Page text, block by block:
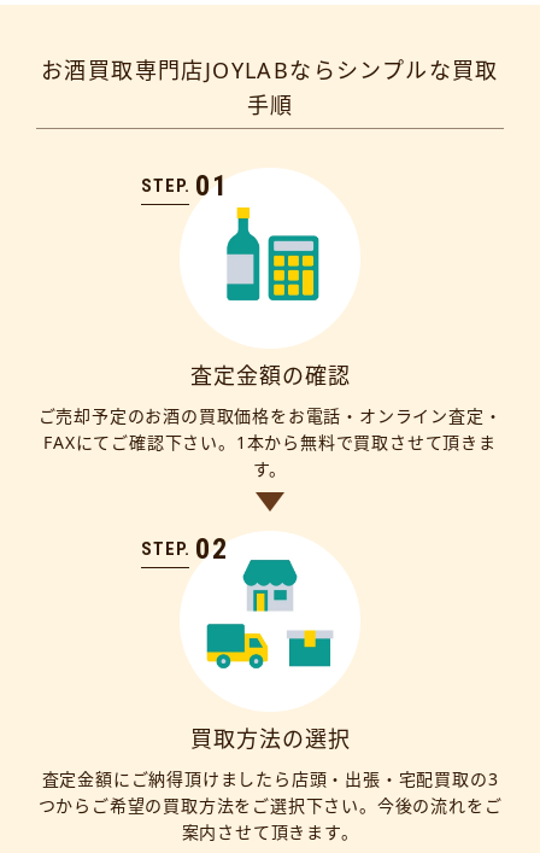
お酒買取専門店JOYLABならシンプルな買取
手順
STEP. 01
査定金額の確認
ご売却予定のお酒の買取価格をお電話・オンライン査定・
FAXにてご確認下さい。1本から無料で買取させて頂きま
す。
STEP. 02
買取方法の選択
査定金額にご納得頂けましたら店頭・出張・宅配買取の3
つからご希望の買取方法をご選択下さい。今後の流れをご
案内させて頂きます。